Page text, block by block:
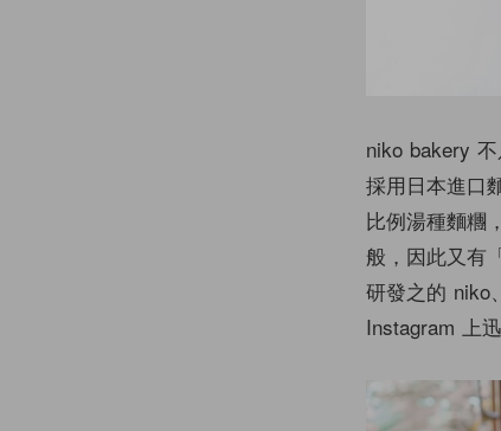
niko bakery
採用日本進口
比例湯種麵糰
般，因此又有
研發之的 niko
Instagram 上